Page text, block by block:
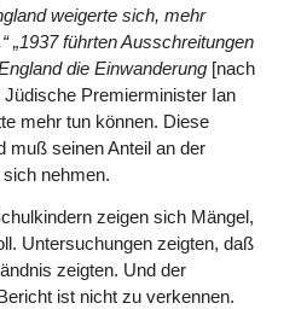
weigerte sich, mehr
„1937 führten Ausschreitungen
die Einwanderung [nach
Premierminister Ian
mehr tun können. Diese
muß seinen Anteil an der
nehmen.
zeigen sich Mängel,
Unter­suchungen zeigten, daß
zeigten. Und der
ist nicht zu verkennen.